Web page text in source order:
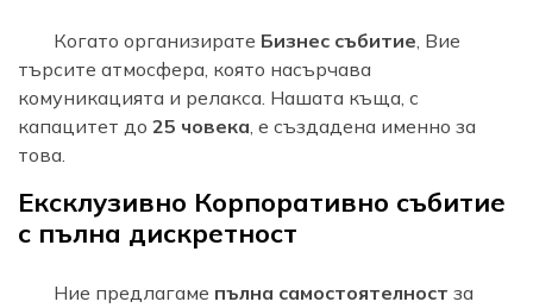
Когато организирате Бизнес събитие, Вие
търсите атмосфера, която насърчава
комуникацията и релакса. Нашата къща, с
капацитет до 25 човека, е създадена именно за
това.
Ексклузивно Корпоративно събитие
с пълна дискретност
Ние предлагаме пълна самостоятелност за